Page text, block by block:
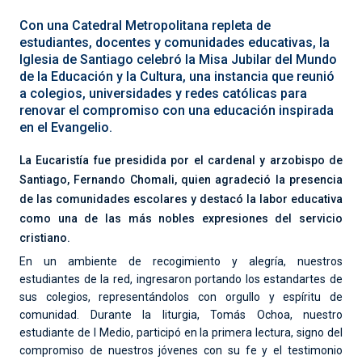
Con una Catedral Metropolitana repleta de
estudiantes, docentes y comunidades educativas, la
Iglesia de Santiago celebró la Misa Jubilar del Mundo
de la Educación y la Cultura, una instancia que reunió
a colegios, universidades y redes católicas para
renovar el compromiso con una educación inspirada
en el Evangelio.
La Eucaristía fue presidida por el cardenal y arzobispo de
Santiago, Fernando Chomali, quien agradeció la presencia
de las comunidades escolares y destacó la labor educativa
como una de las más nobles expresiones del servicio
cristiano.
En un ambiente de recogimiento y alegría, nuestros
estudiantes de la red, ingresaron portando los estandartes de
sus colegios, representándolos con orgullo y espíritu de
comunidad. Durante la liturgia, Tomás Ochoa, nuestro
estudiante de I Medio, participó en la primera lectura, signo del
compromiso de nuestros jóvenes con su fe y el testimonio